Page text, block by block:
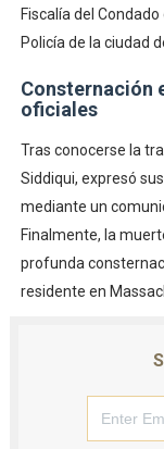
Fiscalía del
Policía de la ciudad
Consternación
oficiales
Tras conocerse la
Siddiqui, expresó
mediante un
Finalmente, la
profunda
residente en